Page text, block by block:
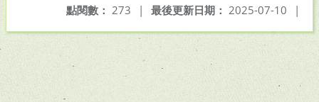
最後更新日期： 2025-07-10 |
點閱數： 273 |